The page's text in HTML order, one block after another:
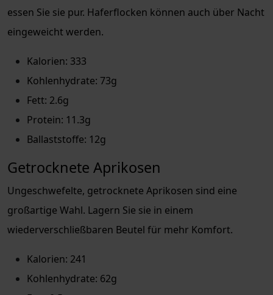
essen Sie sie pur. Haferflocken können auch über Nacht
eingeweicht werden.
Kalorien: 333
Kohlenhydrate: 73g
Fett: 2.6g
Protein: 11.3g
Ballaststoffe: 12g
Getrocknete Aprikosen
Ungeschwefelte, getrocknete Aprikosen sind eine
großartige Wahl. Lagern Sie sie in einem
wiederverschließbaren Beutel für mehr Komfort.
Kalorien: 241
Kohlenhydrate: 62g